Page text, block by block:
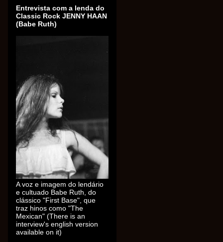
Entrevista com a lenda do
Classic Rock JENNY HAAN
(Babe Ruth)
A voz e imagem do lendário
e cultuado Babe Ruth, do
clássico "First Base", que
traz hinos como "The
Mexican" (There is an
interview's english version
available on it)